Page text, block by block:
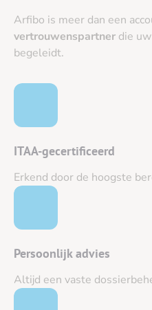
Arfibo is meer dan een
vertrouwenspartner die
begeleidt.
ITAA-gecertificeerd
Erkend door de hoogste
Persoonlijk advies
Altijd een vaste